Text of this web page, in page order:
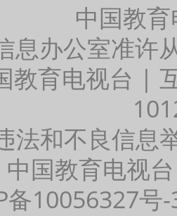
中国教
息办公室准许
教育电视台 |
法和不良信息
中国教育电视
备10056327号